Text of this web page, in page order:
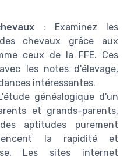
: Examinez les
chevaux grâce aux
ceux de la FFE. Ces
les notes d'élevage,
intéressantes.
généalogique d'un
et grands-parents,
aptitudes purement
la rapidité et
Les sites internet